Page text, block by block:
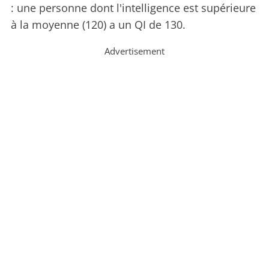
: une personne dont l'intelligence est supérieure
à la moyenne (120) a un QI de 130.
Advertisement